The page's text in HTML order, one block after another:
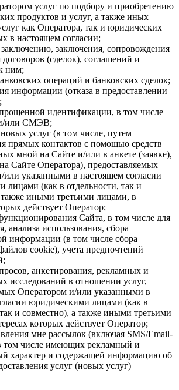
услуг по подбору и приобретению
продуктов и услуг, а также иных
как Оператора, так и юридических
в настоящем согласии;
заключения, сопровождения
(сделок), соглашений и
ним;
операций и банковских сделок;
информации (отказа в предоставлении
идентификации, в том числе
или СМЭВ;
услуг (в том числе, путем
прямых контактов с помощью средств
мной на Сайте и/или в анкете (заявке),
Сайте Оператора), предоставляемых
указанными в настоящем согласии
лицами (как в отдельности, так и
также иными третьими лицами, в
действует Оператор;
Сайта, в том числе для
анализа использования, сбора
информации (в том числе сбора
cookie), учета предпочтений
анкетирования, рекламных и
исследований в отношении услуг,
Оператором и/или указанными в
юридическими лицами (как в
и совместно), а также иными третьими
которых действует Оператор;
мне рассылок (включая SMS/Email-
том числе имеющих рекламный и
характер и содержащей информацию об
услуг (новых услуг)